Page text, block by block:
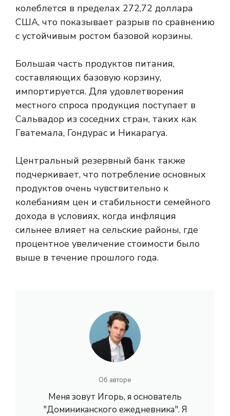
колеблется в пределах 272,72 доллара
США, что показывает разрыв по сравнению
с устойчивым ростом базовой корзины.
Большая часть продуктов питания,
составляющих базовую корзину,
импортируется. Для удовлетворения
местного спроса продукция поступает в
Сальвадор из соседних стран, таких как
Гватемала, Гондурас и Никарагуа.
Центральный резервный банк также
подчеркивает, что потребление основных
продуктов очень чувствительно к
колебаниям цен и стабильности семейного
дохода в условиях, когда инфляция
сильнее влияет на сельские районы, где
процентное увеличение стоимости было
выше в течение прошлого года.
Об авторе
Меня зовут Игорь, я основатель
"Доминиканского ежедневника". Я